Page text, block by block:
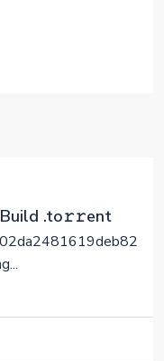
.tо𝚛𝚛еnt